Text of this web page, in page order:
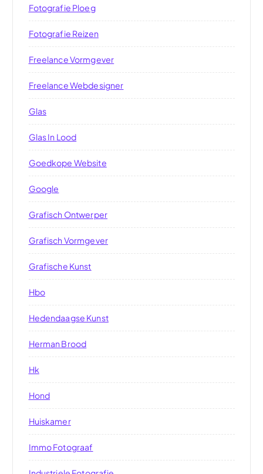
Fotografie Ploeg
Fotografie Reizen
Freelance Vormgever
Freelance Webdesigner
Glas
Glas In Lood
Goedkope Website
Google
Grafisch Ontwerper
Grafisch Vormgever
Grafische Kunst
Hbo
Hedendaagse Kunst
Herman Brood
Hk
Hond
Huiskamer
Immo Fotograaf